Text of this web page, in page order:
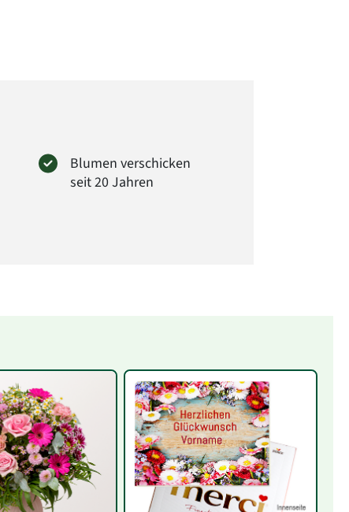
Blumen verschicken
seit 20 Jahren